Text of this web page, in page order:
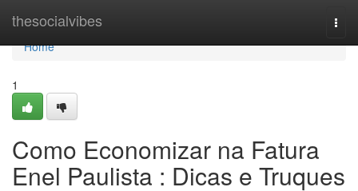
thesocialvibes
Home
Home
1
Como Economizar na Fatura
Enel Paulista : Dicas e Truques